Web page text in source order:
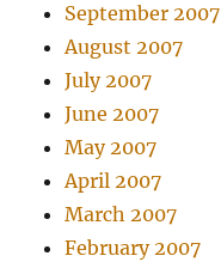
September 2007
August 2007
July 2007
June 2007
May 2007
April 2007
March 2007
February 2007